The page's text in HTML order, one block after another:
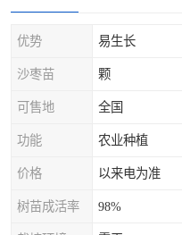
优势 易生长
沙枣苗 颗
可售地 全国
功能 农业种植
价格 以来电为准
树苗成活率 98%